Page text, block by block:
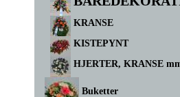
KRANSE
KISTEPYNT
HJERTER, KRANSE
Buketter